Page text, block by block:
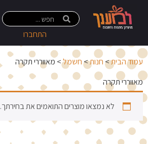
התחברו
עמוד הבית>חנות>חשמל> מאווררי תקרה
מאווררי תקרה
לא נמצאו מוצרים התואמים את בחירתך.